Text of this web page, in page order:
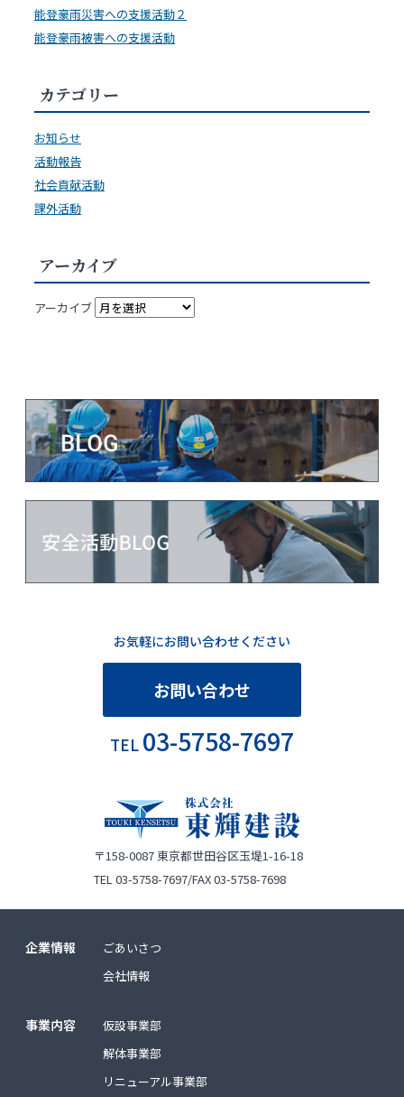
能登豪雨災害への支援活動２
能登豪雨被害への支援活動
カテゴリー
お知らせ
活動報告
社会貢献活動
課外活動
アーカイブ
アーカイブ
お気軽にお問い合わせください
お問い合わせ
TEL 03-5758-7697
〒158-0087 東京都世田谷区玉堤1-16-18
TEL 03-5758-7697/FAX 03-5758-7698
企業情報
ごあいさつ
会社情報
事業内容
仮設事業部
解体事業部
リニューアル事業部